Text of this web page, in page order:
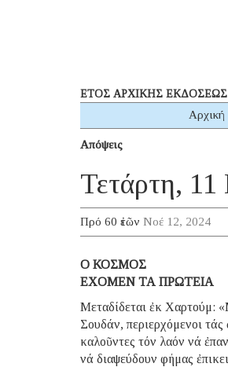
ΕΤΟΣ ΑΡΧΙΚΗΣ ΕΚΔΟΣΕΩΣ
Αρχική
Απόψεις
Τετάρτη,
Πρό 60 ἐτῶν Νοέ 12, 2024
Ο ΚΟΣΜΟΣ
ΕΧΟΜΕΝ ΤΑ ΠΡΩΤΕΙΑ
Μεταδίδεται ἐκ Χαρτούμ:
Σουδάν, περιερχόμενοι
καλοῦντες τόν λαόν νά
νά διαψεύδουν φήμας